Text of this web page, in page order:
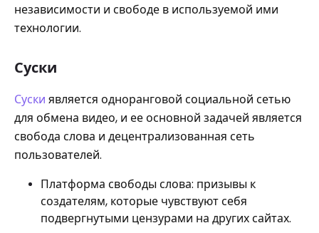
независимости и свободе в используемой ими
технологии.
Суски
Суски является одноранговой социальной сетью
для обмена видео, и ее основной задачей является
свобода слова и децентрализованная сеть
пользователей.
Платформа свободы слова: призывы к
создателям, которые чувствуют себя
подвергнутыми цензурами на других сайтах.